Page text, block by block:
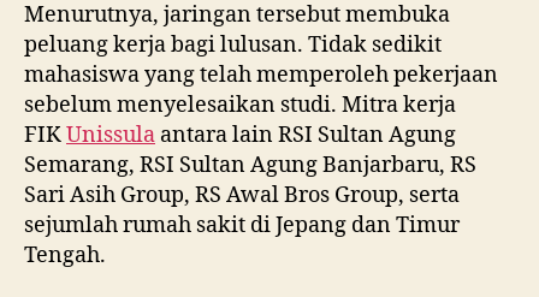
Menurutnya, jaringan tersebut membuka
peluang kerja bagi lulusan. Tidak sedikit
mahasiswa yang telah memperoleh pekerjaan
sebelum menyelesaikan studi. Mitra kerja
FIKUnissula antara lain RSI Sultan Agung
Semarang, RSI Sultan Agung Banjarbaru, RS
Sari Asih Group, RS Awal Bros Group, serta
sejumlah rumah sakit di Jepang dan Timur
Tengah.